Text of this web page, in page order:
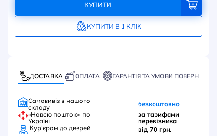
КУПИТИ
КУПИТИ В 1 КЛІК
ДОСТАВКА ОПЛАТА ГАРАНТІЯ ТА УМОВИ ПОВЕРНЕННЯ
Самовивіз з нашого
складу
безкоштовно
«Новою поштою» по
Україні
за тарифами
перевізника
Кур'єром до дверей від 70 грн.